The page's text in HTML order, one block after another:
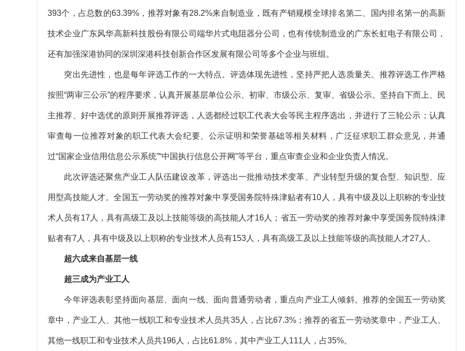
393个，占总数的63.39%，推荐对象有28.2%来自制造业，既有产销规模全球排名第二、国内排名第一的高新
技术企业广东风华高新科技股份有限公司端华片式电阻器分公司，也有传统制造业的广东长虹电子有限公司，
还有加强深港协同的深圳深港科技创新合作区发展有限公司等多个企业与班组。
突出先进性，也是每年评选工作的一大特点。评选体现先进性，坚持严把人选质量关。推荐评选工作严格
按照“两审三公示”的程序要求，认真开展基层单位公示、初审、市级公示、复审、省级公示。坚持自下而上、民
主推荐、好中选优的原则开展推荐评选，人选都经过职工代表大会等民主程序选出，并进行了三轮公示；认真
审查每一位推荐对象的职工代表大会纪要、公示证明和荣誉基础等相关材料，广泛征求职工群众意见，并通
过“国家企业信用信息公示系统”“中国执行信息公开网”等平台，重点审查企业和企业负责人情况。
此次评选还聚焦产业工人队伍建设改革，评选出一批推动技术变革、产业转型升级的复合型、知识型、应
用型高技能人才。全国五一劳动奖的推荐对象中享受国务院特殊津贴者有10人，具有中级及以上职称的专业技
术人员有17人，具有高级工及以上技能等级的高技能人才16人；省五一劳动奖的推荐对象中享受国务院特殊津
贴者有7人，具有中级及以上职称的专业技术人员有153人，具有高级工及以上技能等级的高技能人才27人。
超六成来自基层一线
超三成为产业工人
今年评选表彰坚持面向基层、面向一线、面向普通劳动者，重点向产业工人倾斜。推荐的全国五一劳动奖
章中，产业工人、其他一线职工和专业技术人员共35人，占比67.3%；推荐的省五一劳动奖章中，产业工人、
其他一线职工和专业技术人员共196人，占比61.8%，其中产业工人111人，占35%。